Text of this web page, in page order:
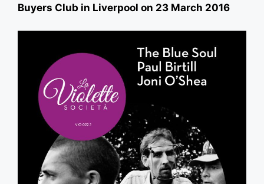
Buyers Club in Liverpool on 23 March 2016